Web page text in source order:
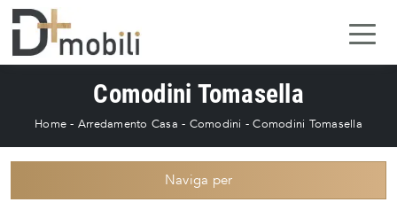
Comodini Tomasella
Home - Arredamento Casa - Comodini -Comodini Tomasella
Naviga per